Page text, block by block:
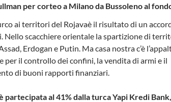
per corteo a Milano da Bussoleno al
ai territori del Rojavaè il risultato di un
Nello scacchiere orientale la spartizione di
Erdogan e Putin. Ma casa nostra c’è
per il controllo dei confini, la vendita di armi e il
di buoni rapporti finanziari.
partecipata al 41% dalla turca Yapi Kredi Bank,